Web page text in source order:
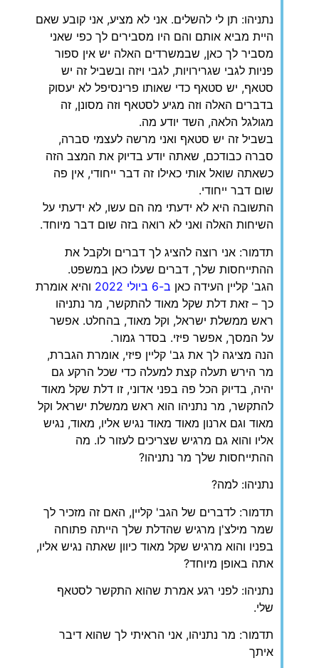
נתניהו: תן לי להשלים. אני לא מציע, אני קובע שאם
היית מביא אותם והם היו מסבירים לך כפי שאני
מסביר לך כאן, שבמשרדים האלה יש אין ספור
פניות לגבי שגרירויות, לגבי ויזה ובשביל זה יש
סטאף, יש סטאף כדי שאותו פרינסיפל לא יעסוק
בדברים האלה וזה מגיע לסטאף וזה מסונן, זה
מגולגל הלאה, השד יודע מה.
בשביל זה יש סטאף ואני מרשה לעצמי סברה,
סברה כבודכם, שאתה יודע בדיוק את המצב הזה
כשאתה שואל אותי כאילו זה דבר ייחודי, אין פה
שום דבר ייחודי.
התשובה היא לא ידעתי מה הם עשו, לא ידעתי על
השיחות האלה ואני לא רואה בזה שום דבר מיוחד.
תדמור: אני רוצה להציג לך דברים ולקבל את
ההתייחסות שלך, דברים שעלו כאן במשפט.
הגב' קליין העידה כאן ב-6 ביולי 2022
והיא אומרת
כך – זאת דלת שקל מאוד להתקשר, מר נתניהו
ראש ממשלת ישראל, וקל מאוד, בהחלט. אפשר
על המסך, אפשר פיזי. בסדר גמור.
הנה מציגה לך את גב' קליין פיזי, אומרת הגברת,
מר הירש תעלה קצת למעלה כדי שכל הרקע גם
יהיה, בדיוק הכל פה בפני אדוני, זו דלת שקל מאוד
להתקשר, מר נתניהו הוא ראש ממשלת ישראל וקל
מאוד וגם ארנון מאוד מאוד נגיש אליו, מאוד, נגיש
אליו והוא גם מרגיש שצריכים לעזור לו. מה
ההתייחסות שלך מר נתניהו?
נתניהו: למה?
תדמור: לדברים של הגב' קליין, האם זה מזכיר לך
שמר מילצ'ן מרגיש שהדלת שלך הייתה פתוחה
בפניו והוא מרגיש שקל מאוד כיוון שאתה נגיש אליו,
אתה באופן מיוחד?
נתניהו: לפני רגע אמרת שהוא התקשר לסטאף
שלי.
תדמור: מר נתניהו, אני הראיתי לך שהוא דיבר
איתך